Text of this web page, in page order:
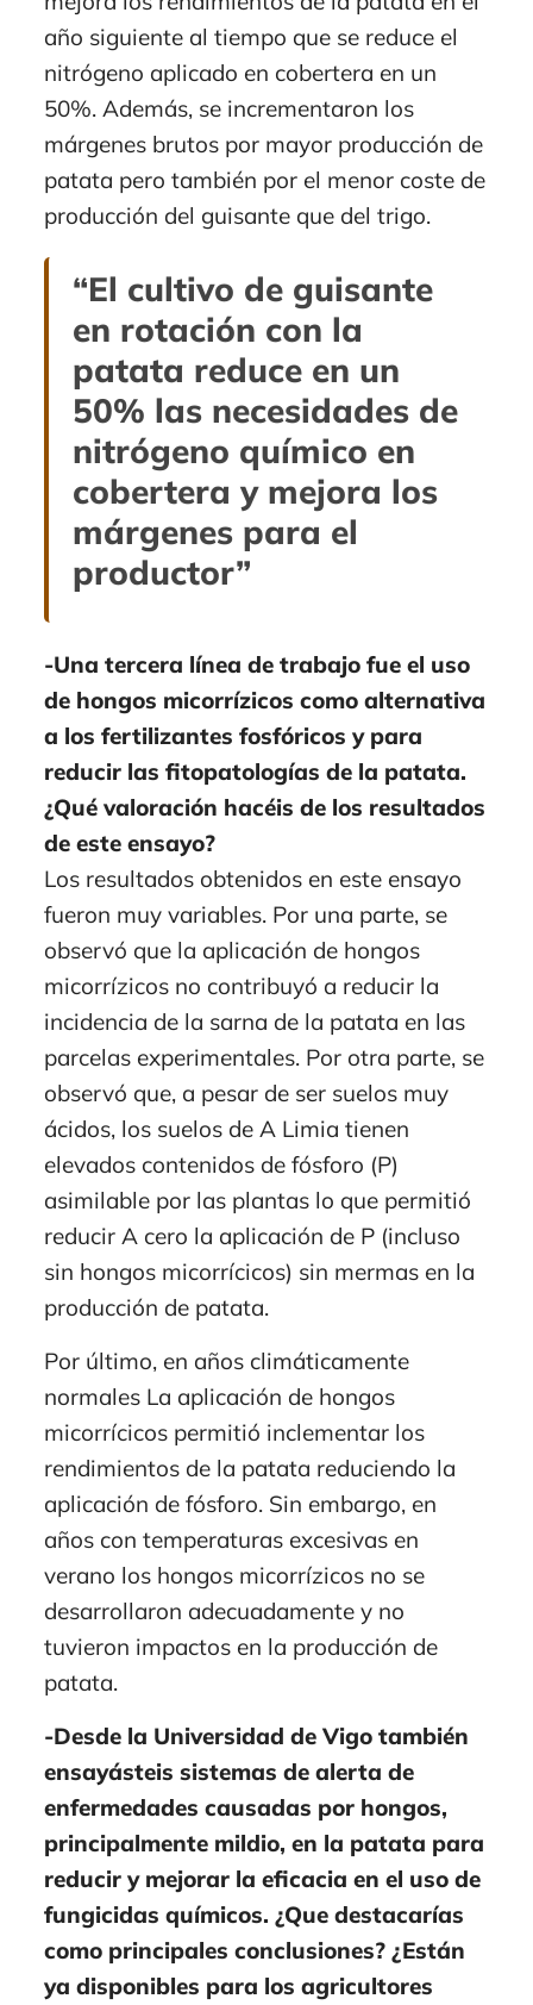
año siguiente al tiempo que se reduce el
nitrógeno aplicado en cobertera en un
50%. Además, se incrementaron los
márgenes brutos por mayor producción de
patata pero también por el menor coste de
producción del guisante que del trigo.
“El cultivo de guisante
en rotación con la
patata reduce en un
50% las necesidades de
nitrógeno químico en
cobertera y mejora los
márgenes para el
productor”
-Una tercera línea de trabajo fue el uso
de hongos micorrízicos como alternativa
a los fertilizantes fosfóricos y para
reducir las fitopatologías de la patata.
¿Qué valoración hacéis de los resultados
de este ensayo?
Los resultados obtenidos en este ensayo
fueron muy variables. Por una parte, se
observó que la aplicación de hongos
micorrízicos no contribuyó a reducir la
incidencia de la sarna de la patata en las
parcelas experimentales. Por otra parte, se
observó que, a pesar de ser suelos muy
ácidos, los suelos de A Limia tienen
elevados contenidos de fósforo (P)
asimilable por las plantas lo que permitió
reducir A cero la aplicación de P (incluso
sin hongos micorrícicos) sin mermas en la
producción de patata.
Por último, en años climáticamente
normales La aplicación de hongos
micorrícicos permitió inclementar los
rendimientos de la patata reduciendo la
aplicación de fósforo. Sin embargo, en
años con temperaturas excesivas en
verano los hongos micorrízicos no se
desarrollaron adecuadamente y no
tuvieron impactos en la producción de
patata.
-Desde la Universidad de Vigo también
ensayásteis sistemas de alerta de
enfermedades causadas por hongos,
principalmente mildio, en la patata para
reducir y mejorar la eficacia en el uso de
fungicidas químicos. ¿Que destacarías
como principales conclusiones? ¿Están
ya disponibles para los agricultores